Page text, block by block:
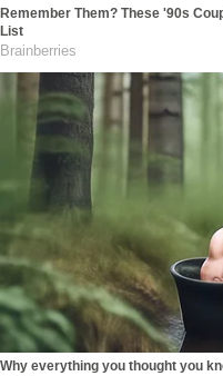
Remember Them? These '90s
List
Brainberries
Why everything you thought you